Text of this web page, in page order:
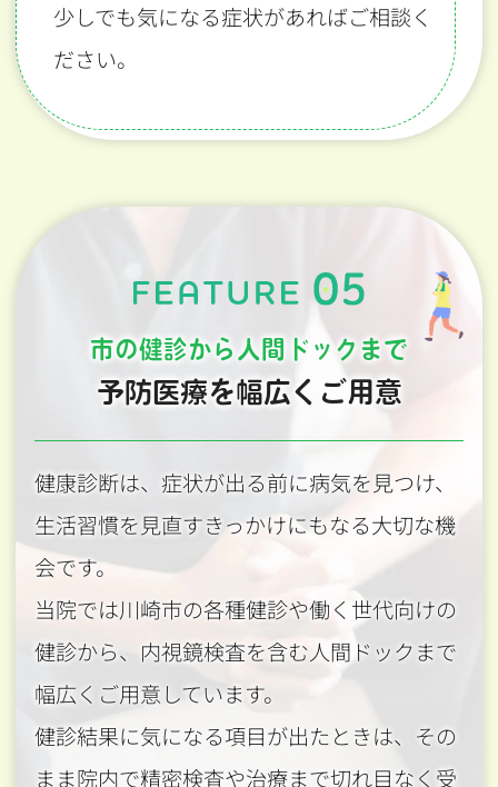
少しでも気になる症状があればご相談く
ださい。
市の健診から人間ドックまで
予防医療を幅広くご用意
健康診断は、症状が出る前に病気を見つけ、
生活習慣を見直すきっかけにもなる大切な機
会です。
当院では川崎市の各種健診や働く世代向けの
健診から、内視鏡検査を含む人間ドックまで
幅広くご用意しています。
健診結果に気になる項目が出たときは、その
まま院内で精密検査や治療まで切れ目なく受